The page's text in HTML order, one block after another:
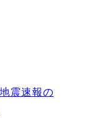
震速報の